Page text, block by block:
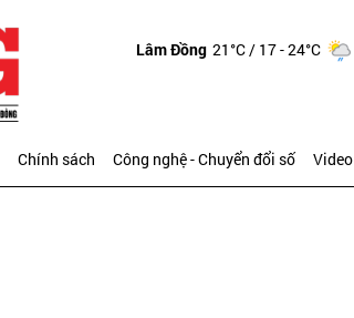
Lâm Đồng 21°C/ 17 - 24°C
Chính sách Công nghệ - Chuyển đổi số Video